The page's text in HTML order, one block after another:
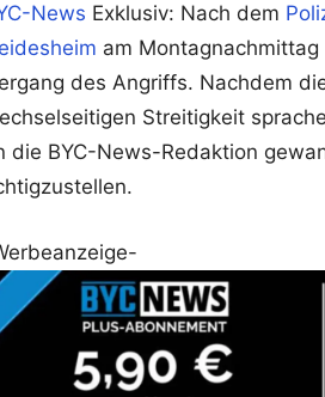
News Exklusiv: Nach dem
am
des Angriffs. Nachdem
Streitigkeit
die BYC-News-Redaktion